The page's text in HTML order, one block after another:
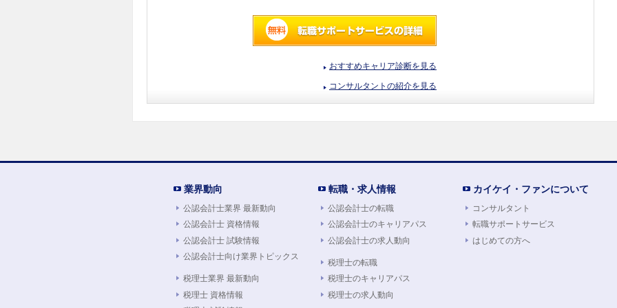
おすすめキャリア診断を見る
コンサルタントの紹介を見る
業界動向
公認会計士業界 最新動向
公認会計士 資格情報
公認会計士 試験情報
公認会計士向け業界トピックス
税理士業界 最新動向
税理士 資格情報
転職・求人情報
公認会計士の転職
公認会計士のキャリアパス
公認会計士の求人動向
税理士の転職
税理士のキャリアパス
税理士の求人動向
カイケイ・ファンについて
コンサルタント
転職サポートサービス
はじめての方へ